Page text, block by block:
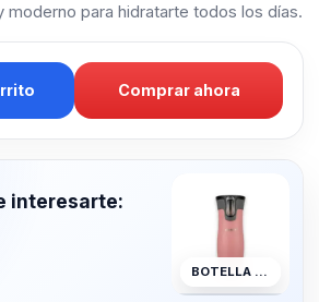
para hidratarte todos los días.
Comprar ahora
interesarte:
BOTELLA AC